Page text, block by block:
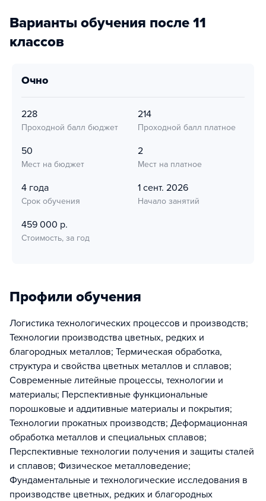
Варианты обучения после 11
классов
очно
228
Проходной балл бюджет
214
Проходной балл платное
50
Мест на бюджет
2
Мест на платное
4 года
Срок обучения
1 сент. 2026
Начало занятий
459 000 р.
Стоимость, за год
Профили обучения
Логистика технологических процессов и производств;
Технологии производства цветных, редких и
благородных металлов; Термическая обработка,
структура и свойства цветных металлов и сплавов;
Современные литейные процессы, технологии и
материалы; Перспективные функциональные
порошковые и аддитивные материалы и покрытия;
Технологии прокатных производств; Деформационная
обработка металлов и специальных сплавов;
Перспективные технологии получения и защиты сталей
и сплавов; Физическое металловедение;
Фундаментальные и технологические исследования в
производстве цветных, редких и благородных